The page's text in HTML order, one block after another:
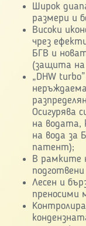
Широк
размери и
Високи
чрез
БГВ и
(защита на
„DHW
Осигурява
на водата,
на вода за
патент);
В рамките
Лесен и
преносими